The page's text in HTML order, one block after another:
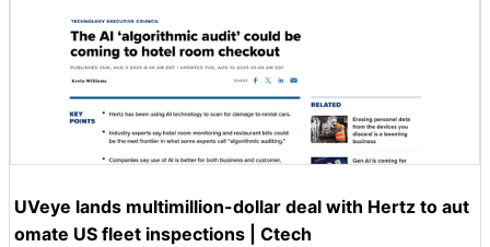
UVeye lands multimillion-dollar deal with Hertz to aut
omate US fleet inspections | Ctech